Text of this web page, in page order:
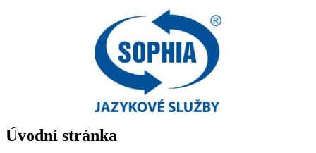
Úvodní stránka